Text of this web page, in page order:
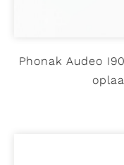
Phonak Audeo